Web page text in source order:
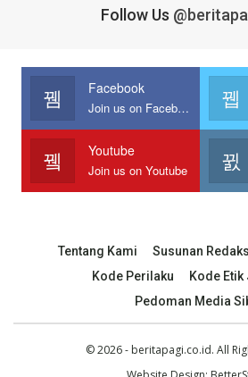
Follow Us
Facebook
Join us on Facebook
Youtube
Join us on Youtube
Tentang Kami Susunan
Kode Perilaku
Kode
Pedoman Media
© 2026 - beritapagi.co.id. All